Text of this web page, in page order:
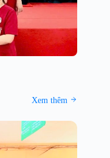
Xem thêm